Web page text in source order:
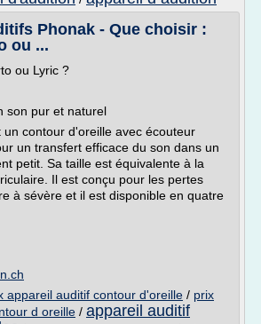
Phonak - Que choisir :
ou ...
ou Lyric ?
son pur et naturel
un contour d'oreille avec écouteur
un transfert efficace du son dans un
petit. Sa taille est équivalente à la
Il est conçu pour les pertes
à sévère et il est disponible en quatre
appareil auditif contour d'oreille / prix
d oreille / appareil auditif